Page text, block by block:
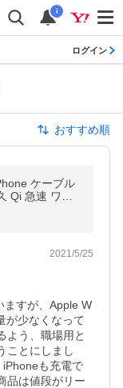
i
ログイン
おすすめ順
ケーブル
Qi 急速 ワイ
4/3/2/1 一
2021/5/25
ますが、Apple W
が少なくなって
よう、職場用と
ことにしまし
も充電で
品は値段がリー